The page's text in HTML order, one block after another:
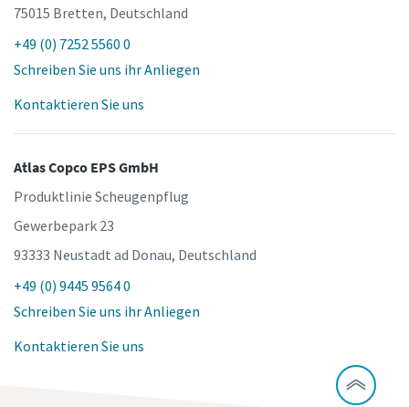
75015 Bretten, Deutschland
+49 (0) 7252 5560 0
Schreiben Sie uns ihr Anliegen
Kontaktieren Sie uns
Atlas Copco EPS GmbH
Produktlinie Scheugenpflug
Gewerbepark 23
93333 Neustadt ad Donau, Deutschland
+49 (0) 9445 9564 0
Schreiben Sie uns ihr Anliegen
Kontaktieren Sie uns